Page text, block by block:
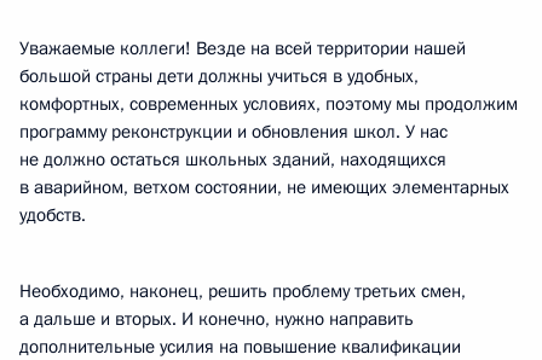
Уважаемые коллеги! Везде на всей территории нашей
большой страны дети должны учиться в удобных,
комфортных, современных условиях, поэтому мы продолжим
программу реконструкции и обновления школ. У нас
не должно остаться школьных зданий, находящихся
в аварийном, ветхом состоянии, не имеющих элементарных
удобств.
Необходимо, наконец, решить проблему третьих смен,
а дальше и вторых. И конечно, нужно направить
дополнительные усилия на повышение квалификации